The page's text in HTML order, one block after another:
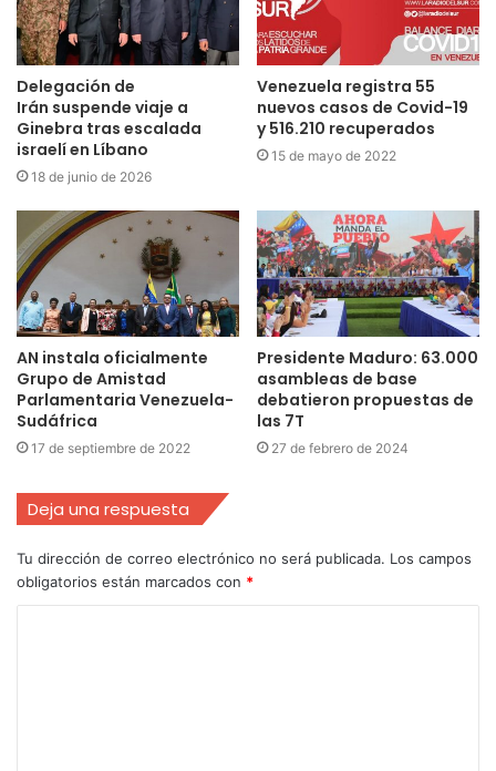
Delegación de
Irán suspende viaje a
Ginebra tras escalada
israelí en Líbano
18 de junio de 2026
Venezuela registra 55
nuevos casos de Covid-19
y 516.210 recuperados
15 de mayo de 2022
AN instala oficialmente
Grupo de Amistad
Parlamentaria Venezuela-
Sudáfrica
17 de septiembre de 2022
Presidente Maduro: 63.000
asambleas de base
debatieron propuestas de
las 7T
27 de febrero de 2024
Deja una respuesta
Tu dirección de correo electrónico no será publicada. Los campos
obligatorios están marcados con *